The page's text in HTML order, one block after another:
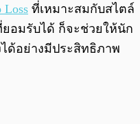
ที่เหมาะสมกับสไตล์
ยอมรับได้ ก็จะช่วยให้นัก
ด้อย่างมีประสิทธิภาพ